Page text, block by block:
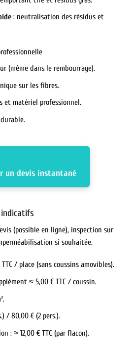
: neutralisation des résidus et
(même dans le rembourrage).
sur les fibres.
et matériel professionnel.
un devis instantané
(possible en ligne), inspection sur
si souhaitée.
/ place (sans coussins amovibles).
≈ 5,00 € TTC / coussin.
/ 80,00 € (2 pers.).
: ≈ 12,00 € TTC (par flacon).